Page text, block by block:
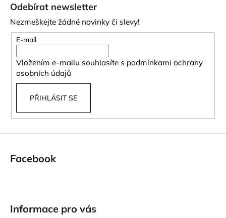
Odebírat newsletter
Nezmeškejte žádné novinky či slevy!
E-mail
Vložením e-mailu souhlasíte s podmínkami ochrany
osobních údajů
PŘIHLÁSIT SE
Facebook
Informace pro vás